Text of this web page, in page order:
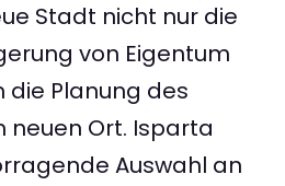
Stadt nicht nur die
von Eigentum
die Planung des
neuen Ort. Isparta
Auswahl an